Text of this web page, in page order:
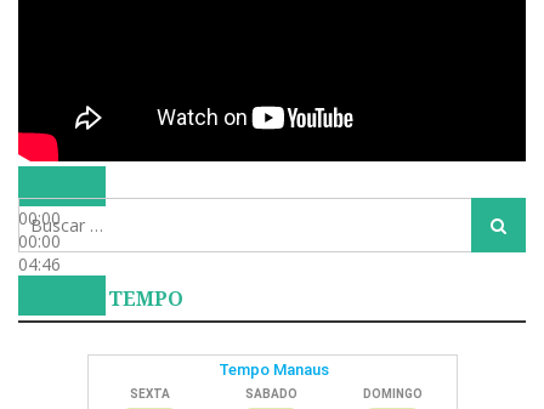
00:00
00:00
04:46
Busca
para:
Busca
CLIMA E TEMPO